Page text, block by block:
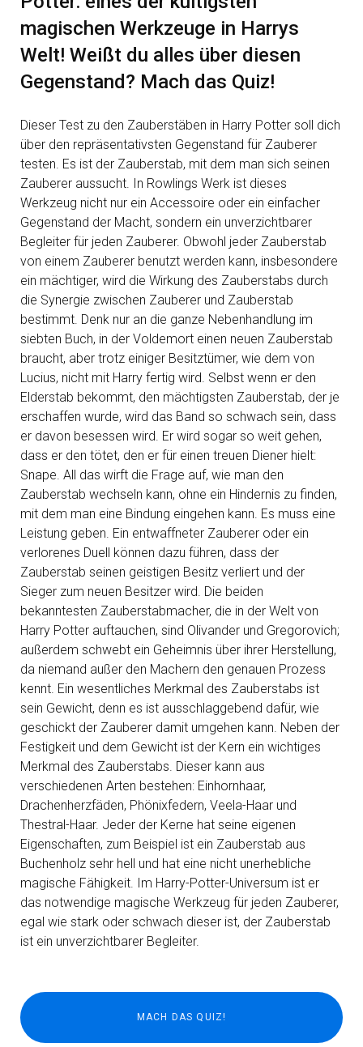
magischen Werkzeuge in Harrys
Welt! Weißt du alles über diesen
Gegenstand? Mach das Quiz!
Dieser Test zu den Zauberstäben in Harry Potter soll dich
über den repräsentativsten Gegenstand für Zauberer
testen. Es ist der Zauberstab, mit dem man sich seinen
Zauberer aussucht. In Rowlings Werk ist dieses
Werkzeug nicht nur ein Accessoire oder ein einfacher
Gegenstand der Macht, sondern ein unverzichtbarer
Begleiter für jeden Zauberer. Obwohl jeder Zauberstab
von einem Zauberer benutzt werden kann, insbesondere
ein mächtiger, wird die Wirkung des Zauberstabs durch
die Synergie zwischen Zauberer und Zauberstab
bestimmt. Denk nur an die ganze Nebenhandlung im
siebten Buch, in der Voldemort einen neuen Zauberstab
braucht, aber trotz einiger Besitztümer, wie dem von
Lucius, nicht mit Harry fertig wird. Selbst wenn er den
Elderstab bekommt, den mächtigsten Zauberstab, der je
erschaffen wurde, wird das Band so schwach sein, dass
er davon besessen wird. Er wird sogar so weit gehen,
dass er den tötet, den er für einen treuen Diener hielt:
Snape. All das wirft die Frage auf, wie man den
Zauberstab wechseln kann, ohne ein Hindernis zu finden,
mit dem man eine Bindung eingehen kann. Es muss eine
Leistung geben. Ein entwaffneter Zauberer oder ein
verlorenes Duell können dazu führen, dass der
Zauberstab seinen geistigen Besitz verliert und der
Sieger zum neuen Besitzer wird. Die beiden
bekanntesten Zauberstabmacher, die in der Welt von
Harry Potter auftauchen, sind Olivander und Gregorovich;
außerdem schwebt ein Geheimnis über ihrer Herstellung,
da niemand außer den Machern den genauen Prozess
kennt. Ein wesentliches Merkmal des Zauberstabs ist
sein Gewicht, denn es ist ausschlaggebend dafür, wie
geschickt der Zauberer damit umgehen kann. Neben der
Festigkeit und dem Gewicht ist der Kern ein wichtiges
Merkmal des Zauberstabs. Dieser kann aus
verschiedenen Arten bestehen: Einhornhaar,
Drachenherzfäden, Phönixfedern, Veela-Haar und
Thestral-Haar. Jeder der Kerne hat seine eigenen
Eigenschaften, zum Beispiel ist ein Zauberstab aus
Buchenholz sehr hell und hat eine nicht unerhebliche
magische Fähigkeit. Im Harry-Potter-Universum ist er
das notwendige magische Werkzeug für jeden Zauberer,
egal wie stark oder schwach dieser ist, der Zauberstab
ist ein unverzichtbarer Begleiter.